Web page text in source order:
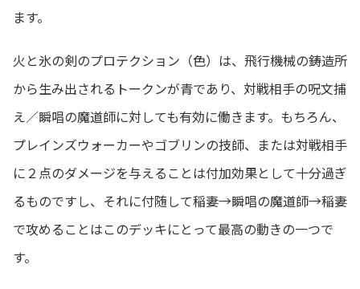
ます。
火と氷の剣のプロテクション（色）は、飛行機械の鋳造所
から生み出されるトークンが青であり、対戦相手の呪文捕
え／瞬唱の魔道師に対しても有効に働きます。もちろん、
プレインズウォーカーやゴブリンの技師、または対戦相手
に２点のダメージを与えることは付加効果として十分過ぎ
るものですし、それに付随して稲妻→瞬唱の魔道師→稲妻
で攻めることはこのデッキにとって最高の動きの一つで
す。